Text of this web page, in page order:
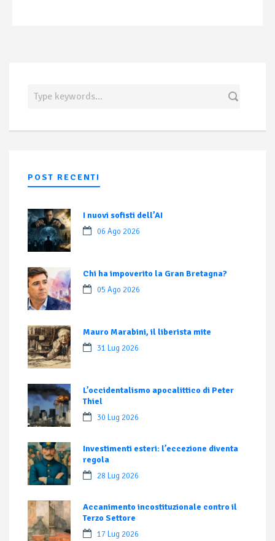
POST RECENTI
I nuovi sofisti dell’AI
06 Ago 2026
Chi ha impoverito la Gran Bretagna?
05 Ago 2026
Mauro Marabini, il liberista mite
31 Lug 2026
L’occidentalismo apocalittico di Peter
Thiel
30 Lug 2026
Investimenti esteri: l’eccezione diventa
regola
28 Lug 2026
Accanimento incostituzionale contro il
Terzo Settore
17 Lug 2026